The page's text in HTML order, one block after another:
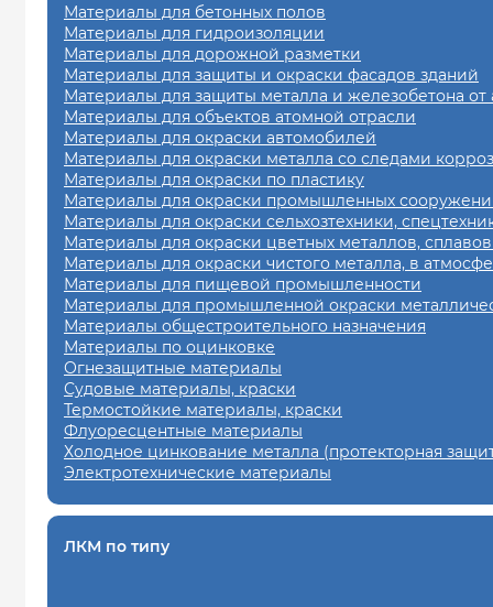
Материалы для бетонных полов
Материалы для гидроизоляции
Материалы для дорожной разметки
Материалы для защиты и окраски фасадов зданий
Материалы для защиты металла и железобетона от
Материалы для объектов атомной отрасли
Материалы для окраски автомобилей
Материалы для окраски металла со следами
Материалы для окраски по пластику
Материалы для окраски промышленных
Материалы для окраски сельхозтехники,
Материалы для окраски цветных металлов,
Материалы для окраски чистого металла, в
Материалы для пищевой промышленности
Материалы для промышленной окраски
Материалы общестроительного назначения
Материалы по оцинковке
Огнезащитные материалы
Судовые материалы, краски
Термостойкие материалы, краски
Флуоресцентные материалы
Холодное цинкование металла (протекторная
Электротехнические материалы
ЛКМ по типу